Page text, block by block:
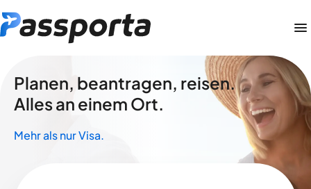
Planen, beantragen, reisen.
Alles an einem Ort.
Mehr als nur Visa.